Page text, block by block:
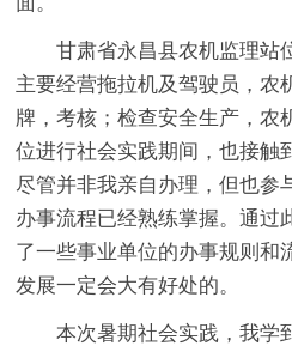
甘肃省永昌县农机监理站
主要经营拖拉机及驾驶员，农
牌，考核；检查安全生产，农
位进行社会实践期间，也接触
尽管并非我亲自办理，但也参
办事流程已经熟练掌握。通过
了一些事业单位的办事规则和
发展一定会大有好处的。
本次暑期社会实践，我学